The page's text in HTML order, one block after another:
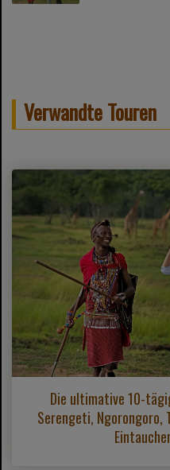
Verwandte Touren
Die ultimative 10-
Serengeti, Ngorongoro,